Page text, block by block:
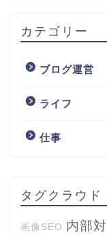
カテゴリー
ブログ運営
ライフ
仕事
タグクラウド
画像SEO 内部